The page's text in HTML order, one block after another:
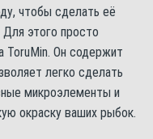
чтобы сделать её
этого просто
ToruMin. Он содержит
легко сделать
микроэлементы и
окраску ваших рыбок.